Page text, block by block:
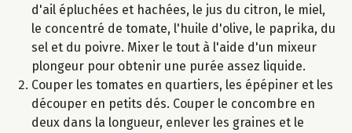
d'ail épluchées et hachées, le jus du citron, le miel,
le concentré de tomate, l'huile d'olive, le paprika, du
sel et du poivre. Mixer le tout à l'aide d'un mixeur
plongeur pour obtenir une purée assez liquide.
Couper les tomates en quartiers, les épépiner et les
découper en petits dés. Couper le concombre en
deux dans la longueur, enlever les graines et le